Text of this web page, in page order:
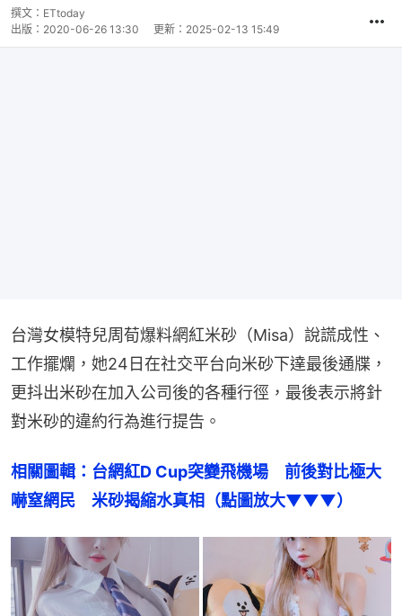
撰文： ETtoday
出版： 2020-06-26 13:30 更新： 2025-02-13 15:49
台灣女模特兒周荀爆料網紅米砂（Misa）說謊成性、
工作擺爛，她24日在社交平台向米砂下達最後通牒，
更抖出米砂在加入公司後的各種行徑，最後表示將針
對米砂的違約行為進行提告。
相關圖輯：台網紅D Cup突變飛機場　前後對比極大
嚇窒網民　米砂揭縮水真相（點圖放大▼▼▼）